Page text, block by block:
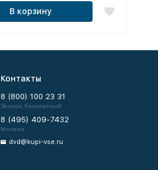
В корзину
Контакты
8 (800) 100 23 31
Звонок бесплатный
8 (495) 409-7432
Москва
dvd@kupi-vse.ru